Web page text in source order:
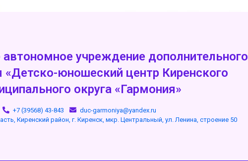
учреждение дополнительного
«Детско-юношеский центр Киренского
округа «Гармония»
+7 (39568) 43-843
duc-garmoniya@yandex.ru
Киренский район, г. Киренск, мкр. Центральный, ул. Ленина, строение 50